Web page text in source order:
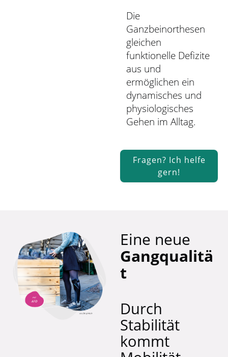
Die
Ganzbeinorthesen
gleichen
funktionelle Defizite
aus und
ermöglichen ein
dynamisches und
physiologisches
Gehen im Alltag.
Fragen? Ich helfe
gern!
Eine neue
Gangqualitä
t
Durch
Stabilität
kommt